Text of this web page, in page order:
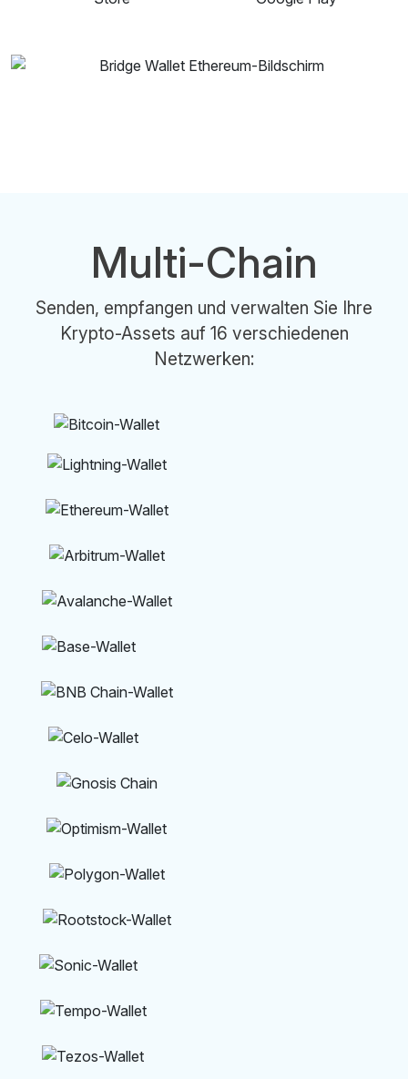
Multi-Chain
Senden, empfangen und verwalten Sie Ihre
Krypto-Assets auf 16 verschiedenen
Netzwerken: